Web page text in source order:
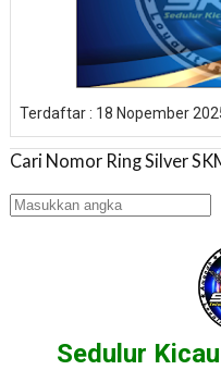
Terdaftar : 18 Nopember
Cari Nomor Ring Silver
Sedulur